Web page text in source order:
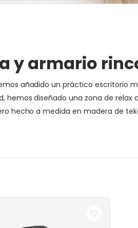
y armario
añadido un práctico
hemos diseñado una zona de
hecho a medida en madera de